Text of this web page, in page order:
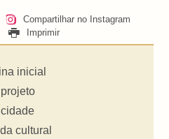
Compartilhar no Instagram
Imprimir
inicial
cultural